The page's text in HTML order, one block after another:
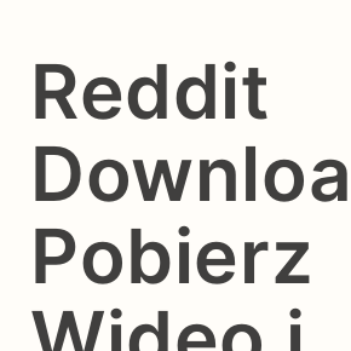
Reddit
Pobierz